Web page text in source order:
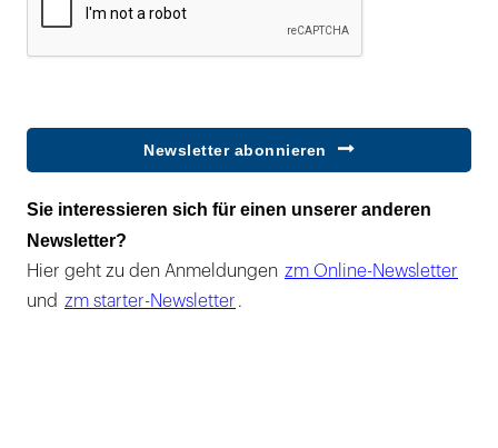
Newsletter abonnieren
Sie interessieren sich für einen unserer anderen
Newsletter?
Hier geht zu den Anmeldungen zm Online-Newsletter
und zm starter-Newsletter .